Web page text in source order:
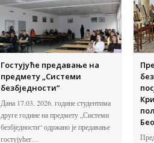
Гостујуће предавање на
предмету „Системи
безбједности“
Дана 17.03. 2026. године студентима
друге године на предмету „Системи
безбједности“ одржано је предавање
гостујућег…